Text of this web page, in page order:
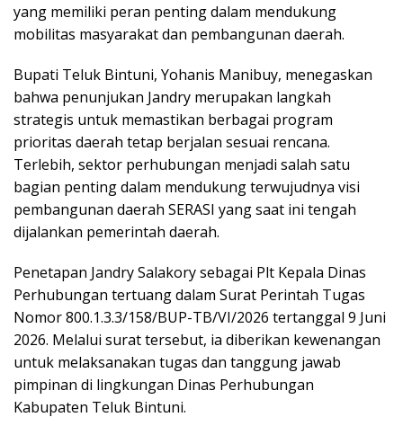
yang memiliki peran penting dalam mendukung
mobilitas masyarakat dan pembangunan daerah.
Bupati Teluk Bintuni, Yohanis Manibuy, menegaskan
bahwa penunjukan Jandry merupakan langkah
strategis untuk memastikan berbagai program
prioritas daerah tetap berjalan sesuai rencana.
Terlebih, sektor perhubungan menjadi salah satu
bagian penting dalam mendukung terwujudnya visi
pembangunan daerah SERASI yang saat ini tengah
dijalankan pemerintah daerah.
Penetapan Jandry Salakory sebagai Plt Kepala Dinas
Perhubungan tertuang dalam Surat Perintah Tugas
Nomor 800.1.3.3/158/BUP-TB/VI/2026 tertanggal 9 Juni
2026. Melalui surat tersebut, ia diberikan kewenangan
untuk melaksanakan tugas dan tanggung jawab
pimpinan di lingkungan Dinas Perhubungan
Kabupaten Teluk Bintuni.